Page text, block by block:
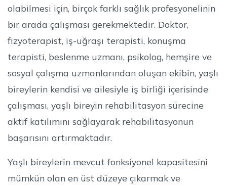
olabilmesi için, birçok farklı sağlık profesyonelinin
bir arada çalışması gerekmektedir. Doktor,
fizyoterapist, iş-uğraşı terapisti, konuşma
terapisti, beslenme uzmanı, psikolog, hemşire ve
sosyal çalışma uzmanlarından oluşan ekibin, yaşlı
bireylerin kendisi ve ailesiyle iş birliği içerisinde
çalışması, yaşlı bireyin rehabilitasyon sürecine
aktif katılımını sağlayarak rehabilitasyonun
başarısını artırmaktadır.
Yaşlı bireylerin mevcut fonksiyonel kapasitesini
mümkün olan en üst düzeye çıkarmak ve